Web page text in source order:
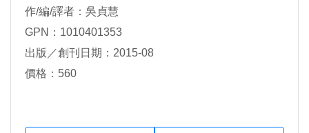
作/編/譯者：吳貞慧
GPN：1010401353
出版／創刊日期：2015-08
價格：560